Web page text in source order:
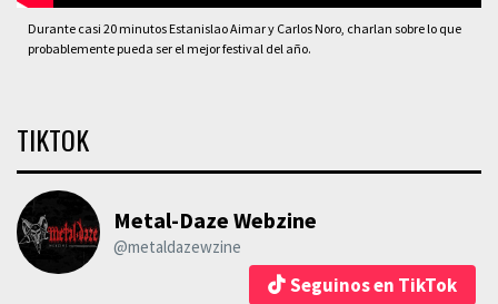
Durante casi 20 minutos Estanislao Aimar y Carlos Noro, charlan sobre lo que
probablemente pueda ser el mejor festival del año.
TIKTOK
Metal-Daze Webzine
@metaldazewzine
Seguinos en TikTok